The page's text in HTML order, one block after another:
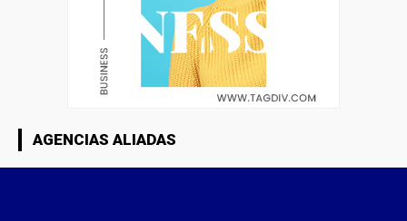
AGENCIAS ALIADAS